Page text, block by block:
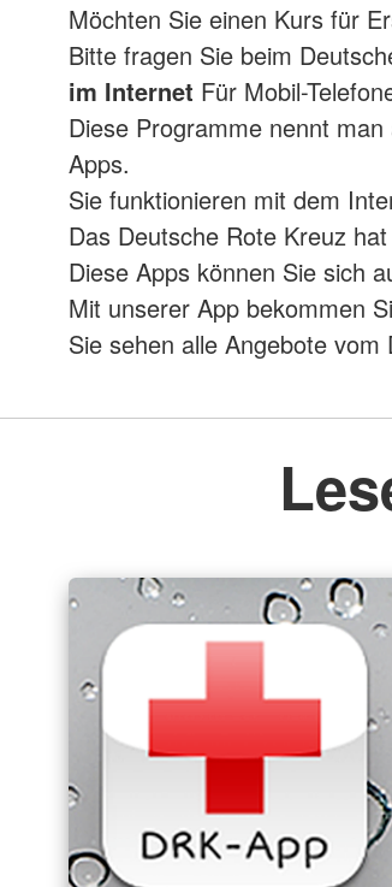
Möchten Sie einen Kurs für
Bitte fragen Sie beim
im Internet Für Mobil-
Diese Programme nennt man
Apps.
Sie funktionieren mit dem
Das Deutsche Rote Kreuz
Diese Apps können Sie sich
Mit unserer App bekommen
Sie sehen alle Angebote